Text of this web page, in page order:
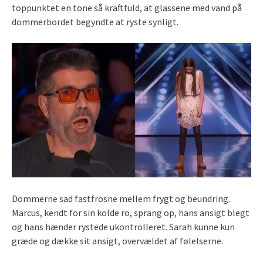
toppunktet en tone så kraftfuld, at glassene med vand på
dommerbordet begyndte at ryste synligt.
Dommerne sad fastfrosne mellem frygt og beundring.
Marcus, kendt for sin kolde ro, sprang op, hans ansigt blegt
og hans hænder rystede ukontrolleret. Sarah kunne kun
græde og dække sit ansigt, overvældet af følelserne.